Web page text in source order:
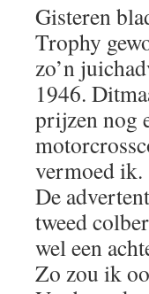
Gisteren
Trophy
zo’n
1946.
prijzen nog
vermoed ik.
De
tweed
wel een
Zo zou ik